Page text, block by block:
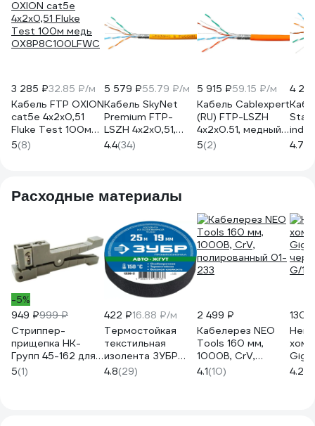
3 285 ₽32.85 ₽/м
Кабель FTP OXION
cat5e 4х2х0,51
Fluke Test 100м
медь
OX8P8C100LFWC
5(8)
5 579 ₽55.79 ₽/м
Кабель SkyNet
Premium FTP-
LSZH 4x2x0,51,
медный, FLUKE
TEST, кат.5e,
FTP-LSZH-4-
CU/100
4.4(34)
5 915 ₽59.15 ₽/м
Кабель Cablexpert
(RU) FTP-LSZH
4x2x0.51, медный,
кат.5e, однож.,
100м, box,
5(2)
4
медь
4.7
Расходные материалы
-5%
949 ₽999 ₽
Стриппер-
прищепка НК-
Групп 45-162 для
удаления внешних
модулей до
5(1)
422 ₽16.88 ₽/м
Термостойкая
текстильная
изолента ЗУБР
Авто-Жгут 19 мм х
25 м 1236-2
4.8(29)
2 499 ₽
Кабелерез NEO
Tools 160 мм,
1000В, CrV,
полированный 01-
233
4.1(10)
130
4.2